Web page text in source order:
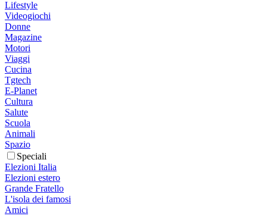
Lifestyle
Videogiochi
Donne
Magazine
Motori
Viaggi
Cucina
Tgtech
E-Planet
Cultura
Salute
Scuola
Animali
Spazio
Speciali
Elezioni Italia
Elezioni estero
Grande Fratello
L'isola dei famosi
Amici